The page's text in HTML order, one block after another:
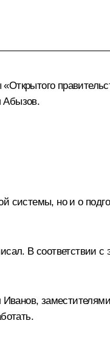
Абызов.
системы, но и о
В соответствии с